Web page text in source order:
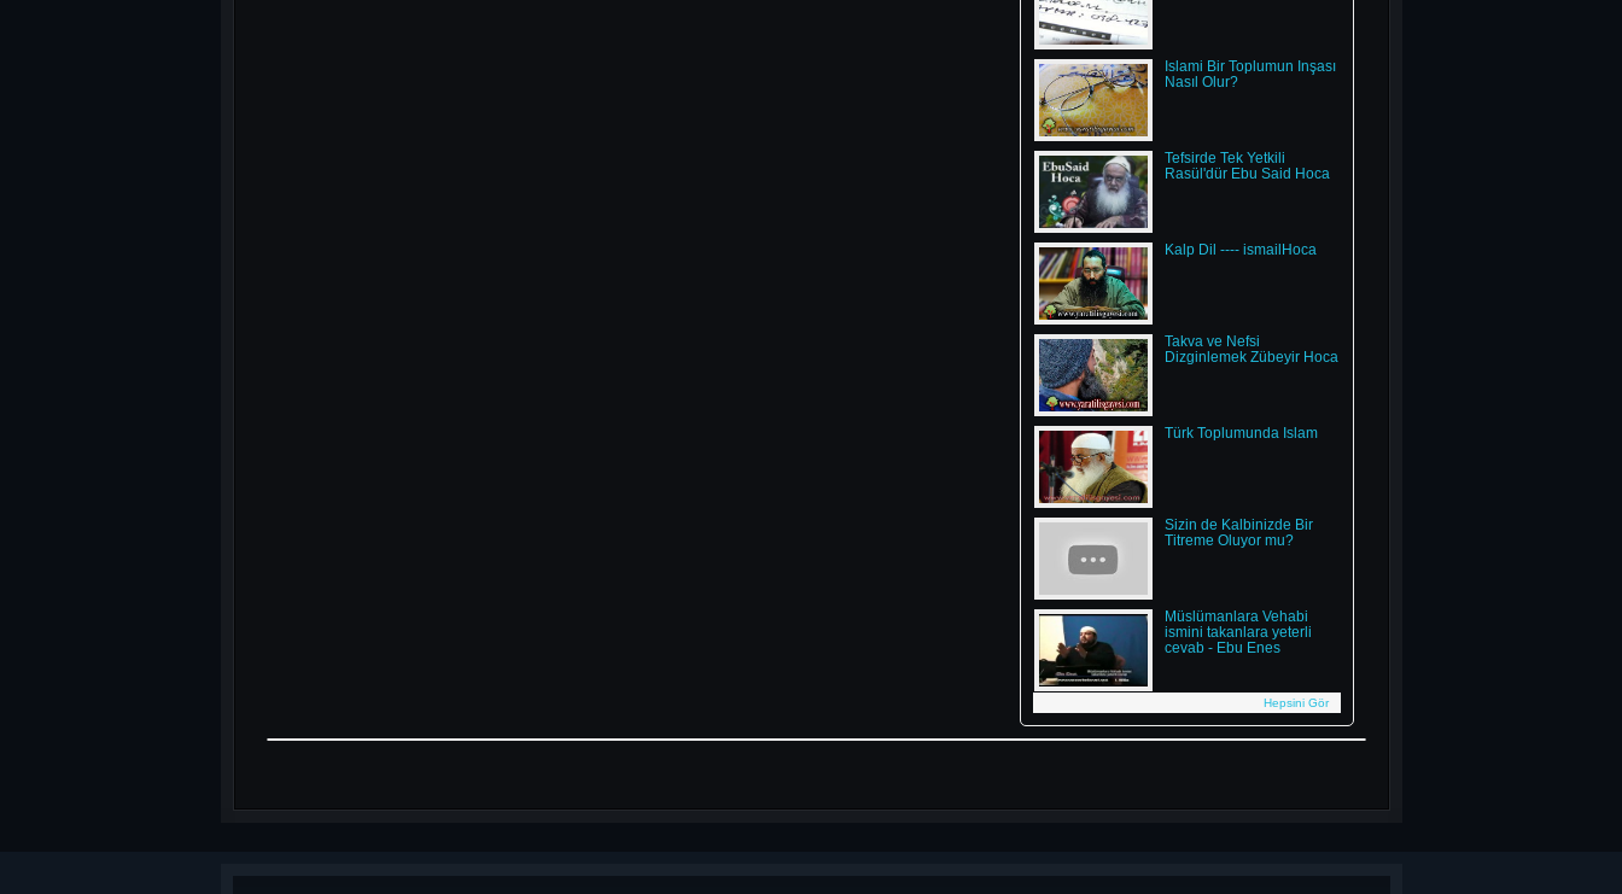
İslami Bir Toplumun İnşası
Nasıl Olur?
Tefsirde Tek Yetkili
Rasül'dür Ebu Said Hoca
Kalp Dil ---- ismailHoca
Takva ve Nefsi
Dizginlemek Zübeyir Hoca
Türk Toplumunda İslam
Sizin de Kalbinizde Bir
Titreme Oluyor mu?
Müslümanlara Vehabi
ismini takanlara yeterli
cevab - Ebu Enes
Hepsini Gör